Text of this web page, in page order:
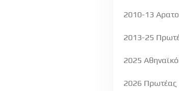
2010-13
2013-25
2025
2026 Πρωτέας